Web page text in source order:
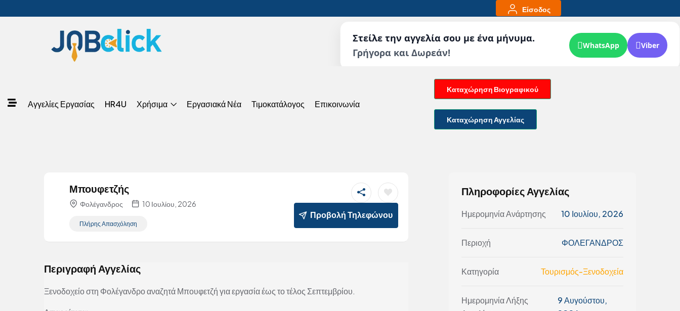
Είσοδος
Στείλε την αγγελία σου με ένα μήνυμα.
Γρήγορα και Δωρεάν!
WhatsApp Viber
Αγγελίες Εργασίας HR4U Χρήσιμα Εργασιακά Νέα Τιμοκατάλογος Επικοινωνία
Καταχώρηση Βιογραφικού
Καταχώρηση Αγγελίας
Μπουφετζής
Φολέγανδρος 10 Ιουλίου, 2026
Πλήρης Απασχόληση
Προβολή Τηλεφώνου
Περιγραφή Αγγελίας
Ξενοδοχείο στη Φολέγανδρο αναζητά Μπουφετζή για εργασία έως το τέλος Σεπτεμβρίου.
Πληροφορίες Αγγελίας
Ημερομηνία Ανάρτησης 10 Ιουλίου, 2026
Περιοχή ΦΟΛΕΓΑΝΔΡΟΣ
Κατηγορία Τουρισμός-Ξενοδοχεία
Ημερομηνία Λήξης
9 Αυγούστου,